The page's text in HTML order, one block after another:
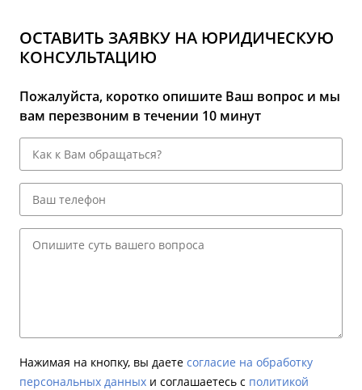
ОСТАВИТЬ ЗАЯВКУ НА ЮРИДИЧЕСКУЮ
КОНСУЛЬТАЦИЮ
Пожалуйста, коротко опишите Ваш вопрос и мы
вам перезвоним в течении 10 минут
Нажимая на кнопку, вы даете согласие на обработку
персональных данных и соглашаетесь c политикой